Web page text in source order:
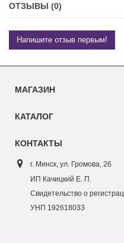
ОТЗЫВЫ (0)
Напишите отзыв первым!
МАГАЗИН
КАТАЛОГ
КОНТАКТЫ
г. Минск, ул. Громова, 26
ИП Качицкий Е. П.
Свидетельство о
УНП 192618033